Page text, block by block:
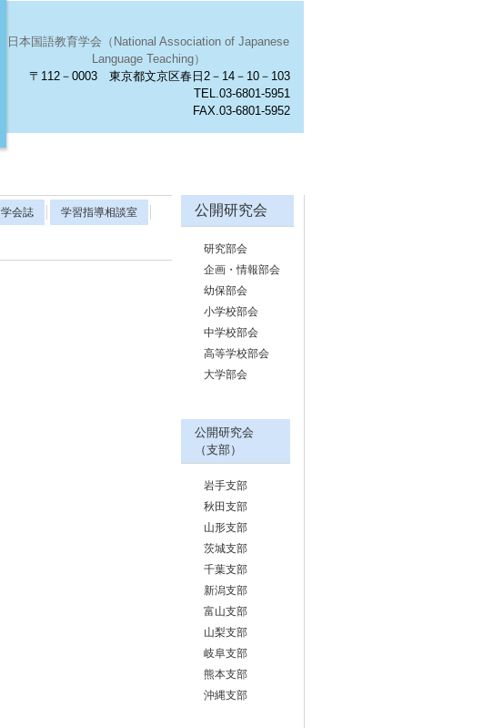
日本国語教育学会（National Association of Japanese
Language Teaching）
〒112－0003 東京都文京区春日2－14－10－103
TEL.03-6801-5951
FAX.03-6801-5952
学会誌 学習指導相談室 公開研究会
研究部会
企画・情報部会
幼保部会
小学校部会
中学校部会
高等学校部会
大学部会
公開研究会
（支部）
岩手支部
秋田支部
山形支部
茨城支部
千葉支部
新潟支部
富山支部
山梨支部
岐阜支部
熊本支部
沖縄支部